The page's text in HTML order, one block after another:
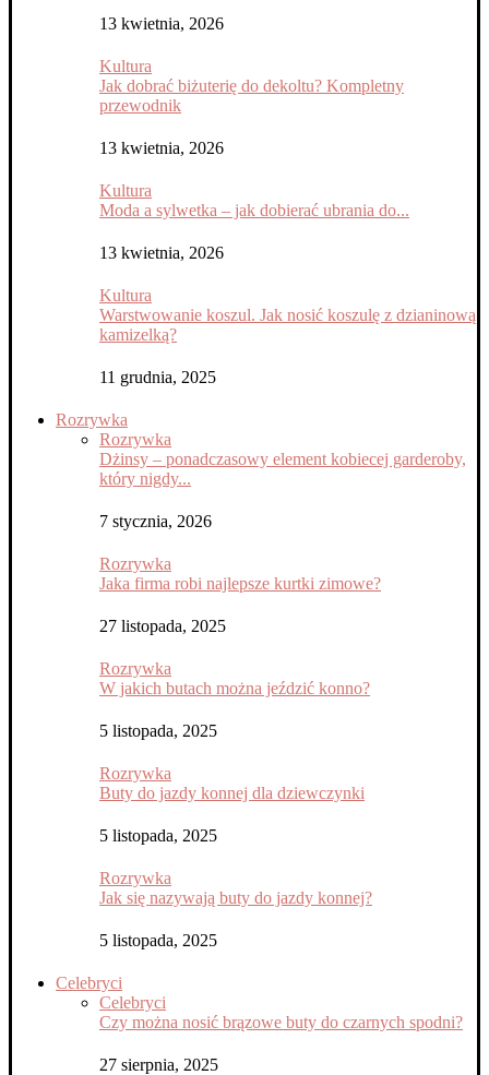
13 kwietnia, 2026
Kultura
Jak dobrać biżuterię do dekoltu? Kompletny
przewodnik
13 kwietnia, 2026
Kultura
Moda a sylwetka – jak dobierać ubrania do...
13 kwietnia, 2026
Kultura
Warstwowanie koszul. Jak nosić koszulę z dzianinową
kamizelką?
11 grudnia, 2025
Rozrywka
Rozrywka
Dżinsy – ponadczasowy element kobiecej garderoby,
który nigdy...
7 stycznia, 2026
Rozrywka
Jaka firma robi najlepsze kurtki zimowe?
27 listopada, 2025
Rozrywka
W jakich butach można jeździć konno?
5 listopada, 2025
Rozrywka
Buty do jazdy konnej dla dziewczynki
5 listopada, 2025
Rozrywka
Jak się nazywają buty do jazdy konnej?
5 listopada, 2025
Celebryci
Celebryci
Czy można nosić brązowe buty do czarnych spodni?
27 sierpnia, 2025